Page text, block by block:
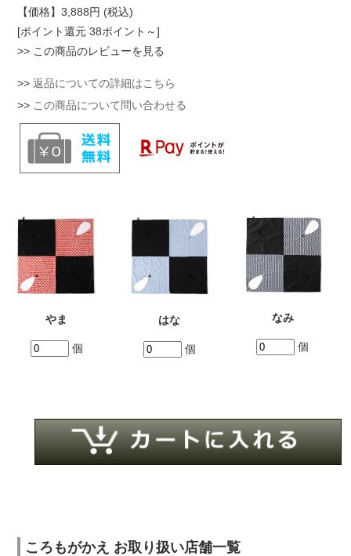
【価格】3,888円 (税込)
[ポイント還元 38ポイント～]
>> この商品のレビューを見る
>>返品についての詳細はこちら
>> この商品について問い合わせる
やま
個
はな
個
なみ
個
ころもがかえ お取り扱い店舗一覧